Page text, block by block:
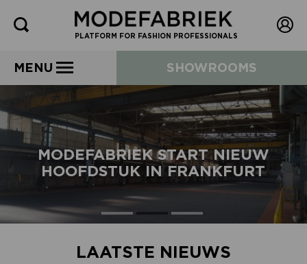
PLATFORM FOR FASHION PROFESSIONALS
MENU SHOWROOMS
MODEFABRIEK START NIEUW
HOOFDSTUK IN FRANKFURT
LAATSTE NIEUWS